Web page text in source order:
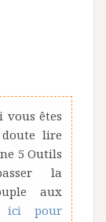
vous êtes
lire
5 Outils
la
aux
ici pour